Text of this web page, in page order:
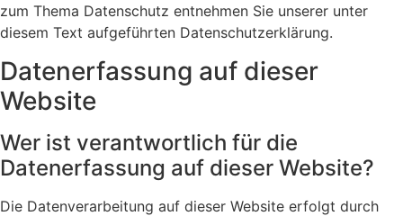
zum Thema Datenschutz entnehmen Sie unserer unter
diesem Text aufgeführten Datenschutzerklärung.
Datenerfassung auf dieser
Website
Wer ist verantwortlich für die
Datenerfassung auf dieser Website?
Die Datenverarbeitung auf dieser Website erfolgt durch